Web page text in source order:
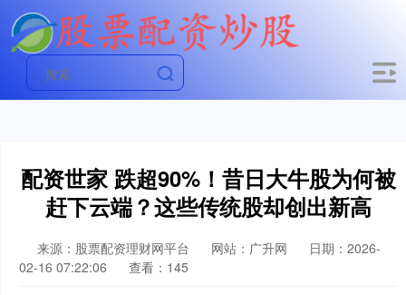
配资世家 跌超90%！昔日大牛股为何被
赶下云端？这些传统股却创出新高
来源：股票配资理财网平台 网站：广升网
日期：2026-
02-16 07:22:06
查看：145